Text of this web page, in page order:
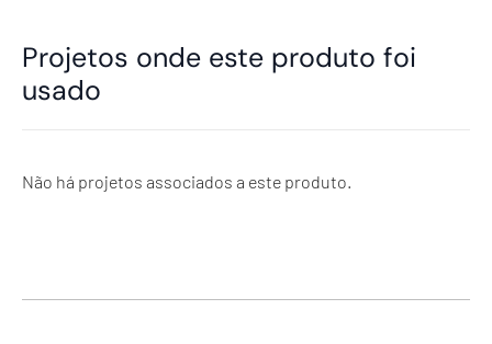
Projetos onde este produto foi
usado
Não há projetos associados a este produto.